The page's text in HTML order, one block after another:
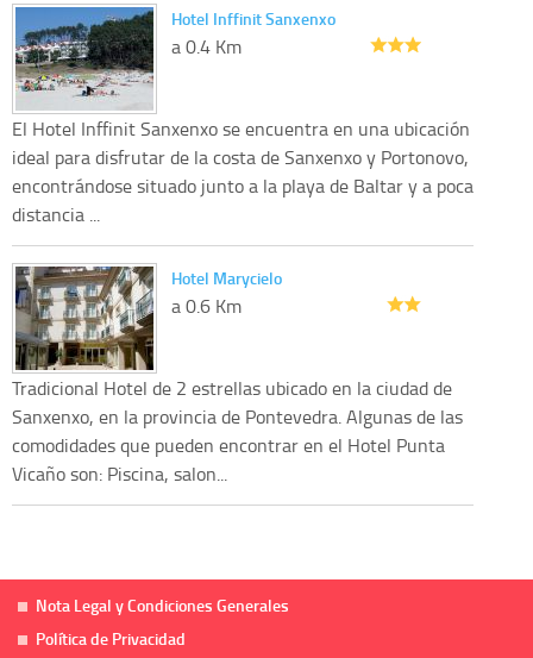
Hotel Inffinit Sanxenxo
a 0.4 Km
El Hotel Inffinit Sanxenxo se encuentra en una ubicación
ideal para disfrutar de la costa de Sanxenxo y Portonovo,
encontrándose situado junto a la playa de Baltar y a poca
distancia ...
Hotel Marycielo
a 0.6 Km
Tradicional Hotel de 2 estrellas ubicado en la ciudad de
Sanxenxo, en la provincia de Pontevedra. Algunas de las
comodidades que pueden encontrar en el Hotel Punta
Vicaño son: Piscina, salon...
Nota Legal y Condiciones Generales
Política de Privacidad